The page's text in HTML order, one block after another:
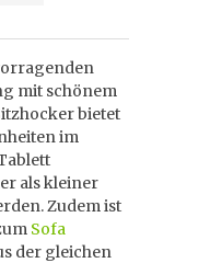
mit schönem
bietet
im
als kleiner
Zudem ist
Sofa
der gleichen